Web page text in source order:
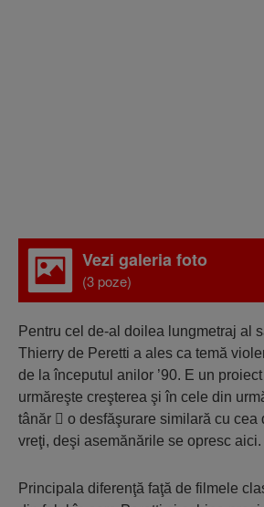
Vezi galeria foto
(3 poze)
Pentru cel de-al doilea lungmetraj al
Thierry de Peretti a ales ca temă
de la începutul anilor ’90. E un
urmăreşte creşterea şi în cele din
tânăr  o desfăşurare similară cu cea
vreţi, deşi asemănările se opresc aici.
Principala diferenţă faţă de filmele